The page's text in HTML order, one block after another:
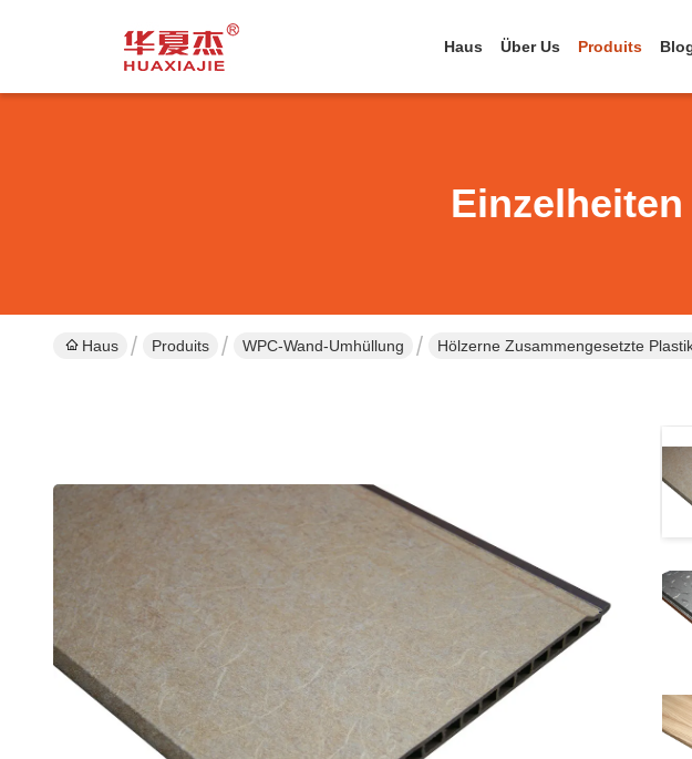
Haus Über Us Produits
Haus Produits WPC-Wand-Umhüllung Hölzerne Zusammengesetzte